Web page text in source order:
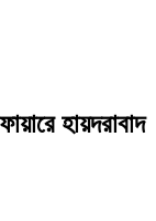
হায়দরাবাদ